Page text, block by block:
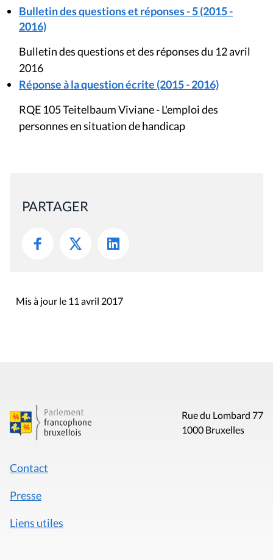
Bulletin des questions et réponses - 5 (2015 -
2016)
Bulletin des questions et des réponses du 12 avril
2016
Réponse à la question écrite (2015 - 2016)
RQE 105 Teitelbaum Viviane - L'emploi des
personnes en situation de handicap
PARTAGER
Mis à jour le 11 avril 2017
Rue du Lombard 77
1000 Bruxelles
Contact
Presse
Liens utiles